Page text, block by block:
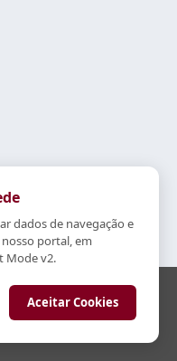
os direitos reservados.
dados de navegação e
portal, em
Mode v2.
Aceitar Cookies